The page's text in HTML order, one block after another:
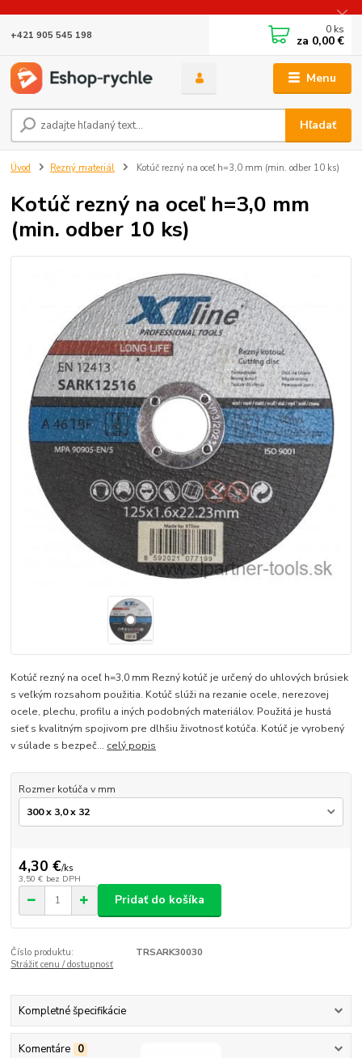
Menu
Hľadať
+421 905 545 198 0 ks
za 0,00 €
Úvod Rezný materiál Kotúč rezný na oceľ h=3,0 mm (min. odber 10 ks)
Kotúč rezný na oceľ h=3,0 mm
(min. odber 10 ks)
Kotúč rezný na oceľ h=3,0 mm Rezný kotúč je určený do uhlových brúsiek
s veľkým rozsahom použitia. Kotúč slúži na rezanie ocele, nerezovej
ocele, plechu, profilu a iných podobných materiálov. Použitá je hustá
sieť s kvalitným spojivom pre dlhšiu životnosť kotúča. Kotúč je vyrobený
v súlade s bezpeč... celý popis
Rozmer kotúča v mm
4,30 €/ks
3,50 € bez DPH
Pridať do košíka
Číslo produktu:
TRSARK30030
Strážiť cenu / dostupnosť
Kompletné špecifikácie
Komentáre 0